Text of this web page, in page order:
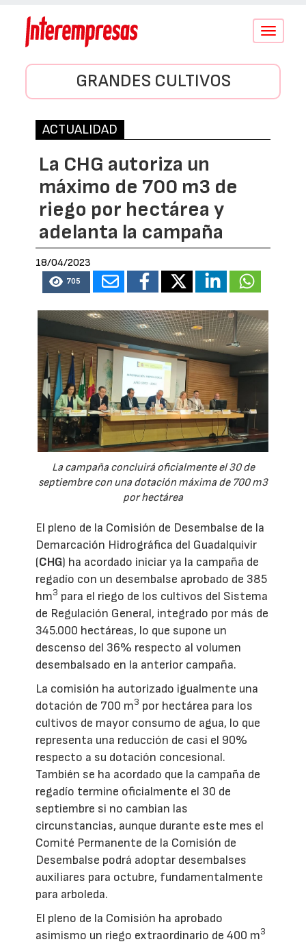
Conmutar
GRANDES CULTIVOS
ACTUALIDAD
La CHG autoriza un
máximo de 700 m3 de
riego por hectárea y
adelanta la campaña
18/04/2023
705
La campaña concluirá oficialmente el 30 de
septiembre con una dotación máxima de 700 m3
por hectárea
El pleno de la Comisión de Desembalse de la
Demarcación Hidrográfica del Guadalquivir
(CHG) ha acordado iniciar ya la campaña de
regadío con un desembalse aprobado de 385
hm3 para el riego de los cultivos del Sistema
de Regulación General, integrado por más de
345.000 hectáreas, lo que supone un
descenso del 36% respecto al volumen
desembalsado en la anterior campaña.
La comisión ha autorizado igualmente una
dotación de 700 m3 por hectárea para los
cultivos de mayor consumo de agua, lo que
representa una reducción de casi el 90%
respecto a su dotación concesional.
También se ha acordado que la campaña de
regadío termine oficialmente el 30 de
septiembre si no cambian las
circunstancias, aunque durante este mes el
Comité Permanente de la Comisión de
Desembalse podrá adoptar desembalses
auxiliares para octubre, fundamentalmente
para arboleda.
El pleno de la Comisión ha aprobado
asimismo un riego extraordinario de 400 m3